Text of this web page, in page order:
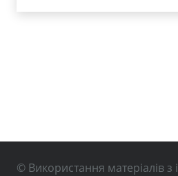
© Використання матеріалів з